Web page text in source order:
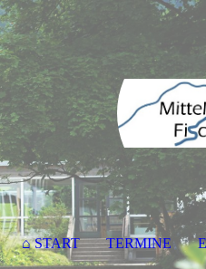
⌂ START TERMINE